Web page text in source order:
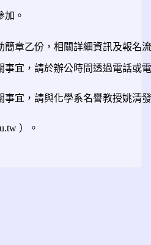
加。
簡章乙份，相關詳細資訊及報名
宜，請於辦公時間透過電話或
事宜，請與化學系名譽教授姚清
）。